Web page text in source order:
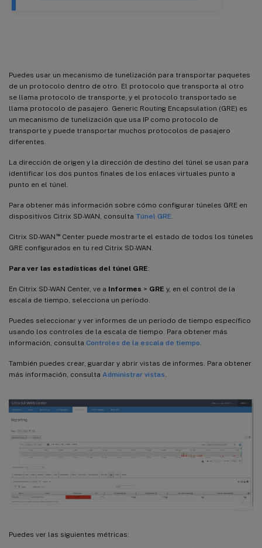
Puedes usar un mecanismo de tunelización para transportar paquetes
de un protocolo dentro de otro. El protocolo que transporta al otro
se llama protocolo de transporte, y el protocolo transportado se
llama protocolo de pasajero. Generic Routing Encapsulation (GRE) es
un mecanismo de tunelización que usa IP como protocolo de
transporte y puede transportar muchos protocolos de pasajero
diferentes.
La dirección de origen y la dirección de destino del túnel se usan para
identificar los dos puntos finales de los enlaces virtuales punto a
punto en el túnel.
Para obtener más información sobre cómo configurar túneles GRE en
dispositivos Citrix SD-WAN, consulta Túnel GRE
Citrix SD-WAN ™Center puede mostrarte el estado de todos los túneles
GRE configurados en tu red Citrix SD-WAN.
Para ver las estadísticas del túnel GRE:
En Citrix SD-WAN Center, ve a Informes > GRE y, en el control de la
escala de tiempo, selecciona un período.
Puedes seleccionar y ver informes de un período de tiempo específico
usando los controles de la escala de tiempo. Para obtener más
información, consulta Controles de la escala de tiempo
También puedes crear, guardar y abrir vistas de informes. Para obtener
más información, consulta Administrar vistas
Puedes ver las siguientes métricas: